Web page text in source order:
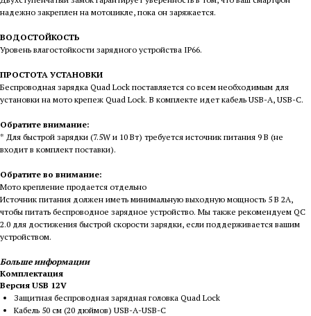
надежно закреплен на мотоцикле, пока он заряжается.
ВОДОСТОЙКОСТЬ
Уровень влагостойкости зарядного устройства IP66.
ПРОСТОТА УСТАНОВКИ
Беспроводная зарядка Quad Lock поставляется со всем необходимым для
установки на мото крепеж Quad Lock. В комплекте идет кабель USB-A, USB-C.
Обратите внимание:
* Для быстрой зарядки (7.5W и 10 Вт) требуется источник питания 9 В (не
входит в комплект поставки).
Обратите во внимание:
Мото крепление продается отдельно
Источник питания должен иметь минимальную выходную мощность 5 В 2А,
чтобы питать беспроводное зарядное устройство. Мы также рекомендуем QC
2.0 для достижения быстрой скорости зарядки, если поддерживается вашим
устройством.
Больше информации
Комплектация
Версия USB 12V
Защитная беспроводная зарядная головка Quad Lock
Кабель 50 см (20 дюймов) USB-A-USB-C